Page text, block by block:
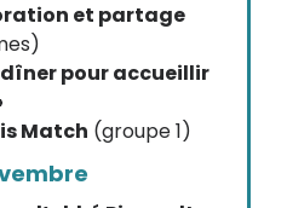
et partage
dîner pour accueillir
Match (groupe 1)